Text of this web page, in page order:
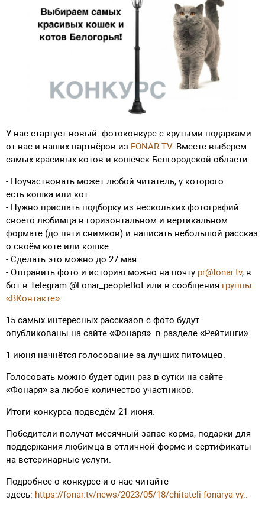
У нас стартует новый фотоконкурс с крутыми подарками
от нас и наших партнёров из FONAR.TV. Вместе выберем
самых красивых котов и кошечек Белгородской области.
- Поучаствовать может любой читатель, у которого
есть кошка или кот.
- Нужно прислать подборку из нескольких фотографий
своего любимца в горизонтальном и вертикальном
формате (до пяти снимков) и написать небольшой рассказ
о своём коте или кошке.
- Сделать это можно до 27 мая.
- Отправить фото и историю можно на почту pr@fonar.tv, в
бот в Telegram @Fonar_peopleBot или в сообщения группы
«ВКонтакте».
15 самых интересных рассказов с фото будут
опубликованы на сайте «Фонаря» в разделе «Рейтинги».
1 июня начнётся голосование за лучших питомцев.
Голосовать можно будет один раз в сутки на сайте
«Фонаря» за любое количество участников.
Итоги конкурса подведём 21 июня.
Победители получат месячный запас корма, подарки для
поддержания любимца в отличной форме и сертификаты
на ветеринарные услуги.
Подробнее о конкурсе и о нас читайте
здесь: https://fonar.tv/news/2023/05/18/chitateli-fonarya-vy..